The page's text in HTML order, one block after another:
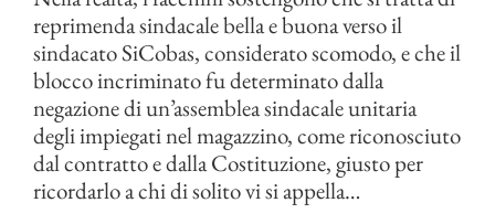
reprimenda sindacale bella e buona verso il
sindacato SiCobas, considerato scomodo, e che il
blocco incriminato fu determinato dalla
negazione di un’assemblea sindacale unitaria
degli impiegati nel magazzino, come riconosciuto
dal contratto e dalla Costituzione, giusto per
ricordarlo a chi di solito vi si appella…